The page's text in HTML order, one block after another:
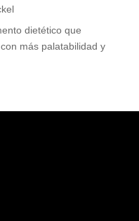
dietético que
más palatabilidad y